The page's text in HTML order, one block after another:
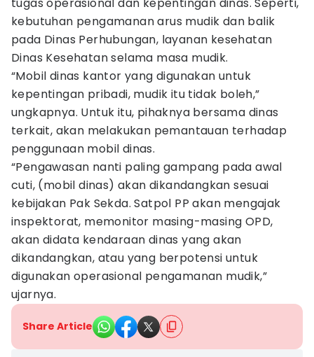
kebutuhan pengamanan arus mudik dan balik
pada Dinas Perhubungan, layanan kesehatan
Dinas Kesehatan selama masa mudik.
“Mobil dinas kantor yang digunakan untuk
kepentingan pribadi, mudik itu tidak boleh,”
ungkapnya. Untuk itu, pihaknya bersama dinas
terkait, akan melakukan pemantauan terhadap
penggunaan mobil dinas.
“Pengawasan nanti paling gampang pada awal
cuti, (mobil dinas) akan dikandangkan sesuai
kebijakan Pak Sekda. Satpol PP akan mengajak
inspektorat, memonitor masing-masing OPD,
akan didata kendaraan dinas yang akan
dikandangkan, atau yang berpotensi untuk
digunakan operasional pengamanan mudik,”
ujarnya.
Share Article